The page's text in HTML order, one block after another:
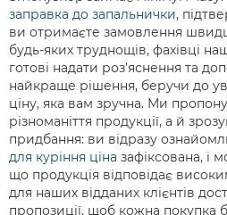
заправка до запальнички,
ви отримаєте замовлення
будь-яких труднощів, фахівці
готові надати роз’яснення та
найкраще рішення, беручи до
ціну, яка вам зручна. Ми
різноманіття продукції, а й
придбання: ви відразу
для куріння ціна зафіксована, і
що продукція відповідає
для наших відданих клієнтів
пропозиції, щоб кожна покупка